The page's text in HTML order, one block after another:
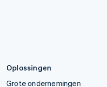
Oplossingen
Grote ondernemingen